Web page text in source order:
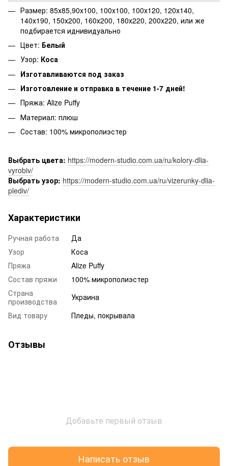
Размер: 85х85,90х100, 100х100, 100х120, 120х140,
140х190, 150х200, 160х200, 180х220, 200х220, или же
подбирается иднивидуально
Цвет: Белый
Узор: Коса
Изготавливаются под заказ
Изготовление и отправка в течение 1-7 дней!
Пряжа: Alize Puffy
Материал: плюш
Состав: 100% микрополиэстер
Выбрать цвета: https://modern-studio.com.ua/ru/kolory-dlia-
vyrobiv/
Выбрать узор: https://modern-studio.com.ua/ru/vizerunky-dlia-
plediv/
Характеристики
Ручная работа
Да
Узор
Коса
Пряжа
Alize Puffy
Состав пряжи
100% микрополиэстер
Страна
производства
Украина
Вид товару
Пледы, покрывала
Отзывы
Добавьте первый отзыв
Написать отзыв